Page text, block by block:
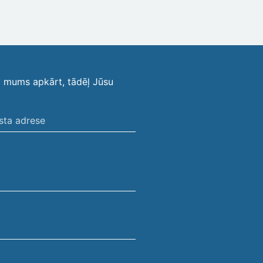
apkārt, tādēļ Jūsu